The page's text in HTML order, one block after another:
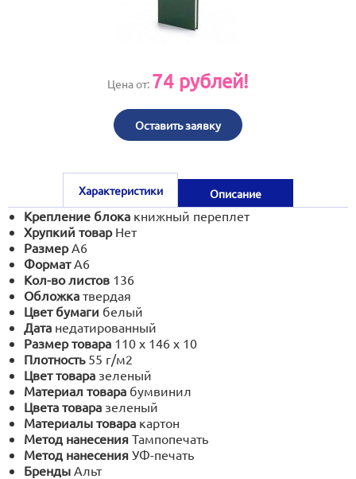
Цена от: 74 рублей!
Оставить заявку
Характеристики Описание
Крепление блока книжный переплет
Хрупкий товар Нет
Размер А6
Формат А6
Кол-во листов 136
Обложка твердая
Цвет бумаги белый
Дата недатированный
Размер товара 110 х 146 х 10
Плотность 55 г/м2
Цвет товара зеленый
Материал товара бумвинил
Цвета товара зеленый
Материалы товара картон
Метод нанесения Тампопечать
Метод нанесения УФ-печать
Бренды Альт